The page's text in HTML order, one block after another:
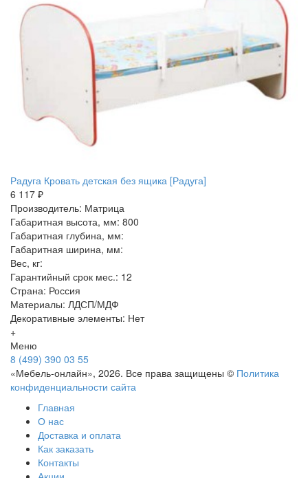
Радуга Кровать детская без ящика [Радуга]
6 117 ₽
Производитель: Матрица
Габаритная высота, мм: 800
Габаритная глубина, мм:
Габаритная ширина, мм:
Вес, кг:
Гарантийный срок мес.: 12
Страна: Россия
Материалы: ЛДСП/МДФ
Декоративные элементы: Нет
+
Меню
8 (499) 390 03 55
«Мебель-онлайн», 2026. Все права защищены © Политика
конфиденциальности сайта
Главная
О нас
Доставка и оплата
Как заказать
Контакты